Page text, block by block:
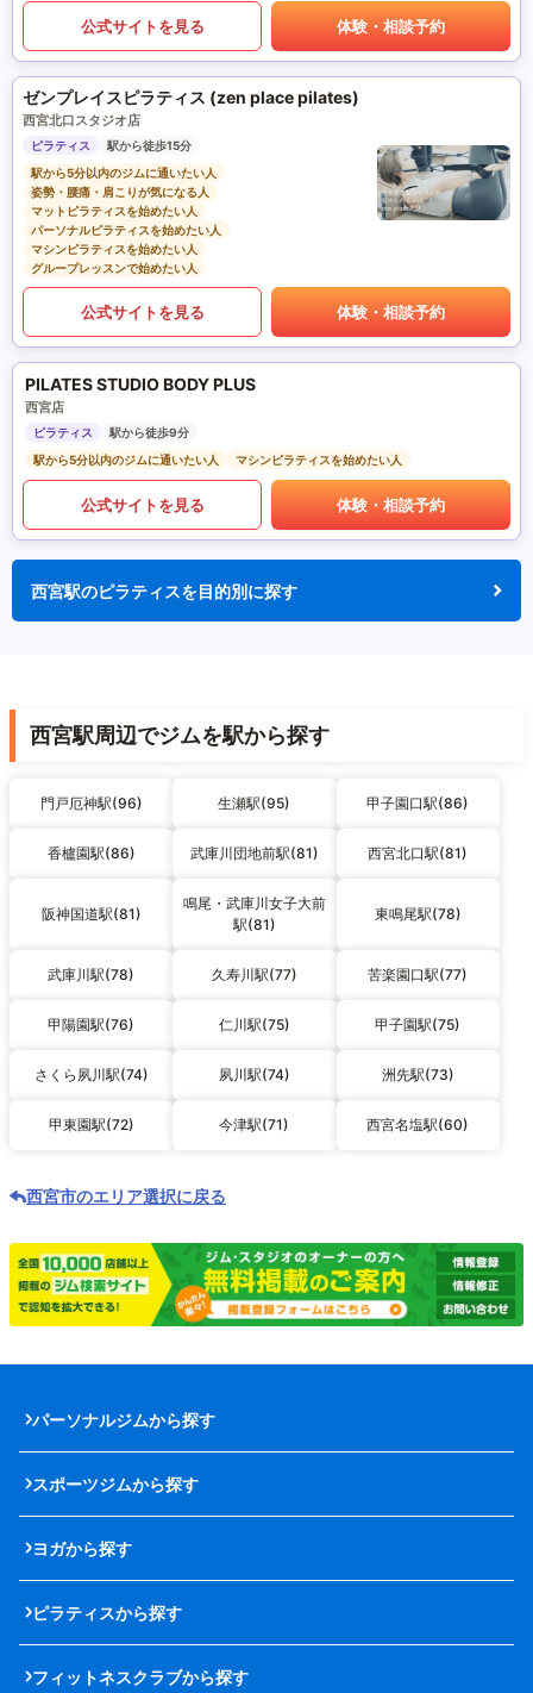
公式サイトを見る 体験・相談予約
ゼンプレイスピラティス (zen place pilates)
西宮北口スタジオ店
ピラティス
駅から徒歩15分
駅から5分以内のジムに通いたい人
姿勢・腰痛・肩こりが気になる人
マットピラティスを始めたい人
パーソナルピラティスを始めたい人
マシンピラティスを始めたい人
グループレッスンで始めたい人
公式サイトを見る 体験・相談予約
PILATES STUDIO BODY PLUS
西宮店
ピラティス
駅から徒歩9分
駅から5分以内のジムに通いたい人
マシンピラティスを始めたい人
公式サイトを見る 体験・相談予約
西宮駅のピラティスを目的別に探す
西宮駅周辺でジムを駅から探す
門戸厄神駅(96) 生瀬駅(95) 甲子園口駅(86)
香櫨園駅(86) 武庫川団地前駅(81) 西宮北口駅(81)
阪神国道駅(81)
鳴尾・武庫川女子大前
駅(81)
東鳴尾駅(78)
武庫川駅(78) 久寿川駅(77) 苦楽園口駅(77)
甲陽園駅(76) 仁川駅(75) 甲子園駅(75)
さくら夙川駅(74) 夙川駅(74) 洲先駅(73)
甲東園駅(72) 今津駅(71) 西宮名塩駅(60)
西宮市のエリア選択に戻る
パーソナルジムから探す
スポーツジムから探す
ヨガから探す
ピラティスから探す
フィットネスクラブから探す